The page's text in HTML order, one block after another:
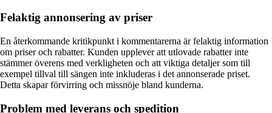
Felaktig annonsering av priser
En återkommande kritikpunkt i kommentarerna är felaktig information
om priser och rabatter. Kunden upplever att utlovade rabatter inte
stämmer överens med verkligheten och att viktiga detaljer som till
exempel tillval till sängen inte inkluderas i det annonserade priset.
Detta skapar förvirring och missnöje bland kunderna.
Problem med leverans och spedition